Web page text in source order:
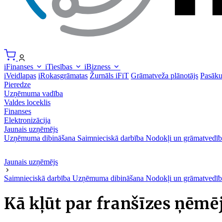
iFinanses iTiesības
iBizness
iVeidlapas iRokasgrāmatas Žurnāls iFiT Grāmatveža plānotājs
Pieredze
Uzņēmuma vadība
Valdes loceklis
Finanses
Elektronizācija
Jaunais uzņēmējs
Uzņēmuma dibināšana Saimnieciskā darbība Nodokļi un
Jaunais uzņēmējs
Saimnieciskā darbība Uzņēmuma dibināšana Nodokļi un
Kā kļūt par franšīzes